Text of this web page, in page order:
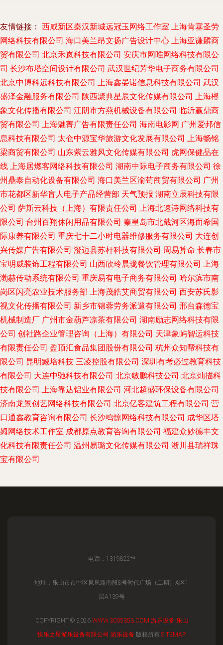
友情链接： 西咸新区秦汉新城远冠玉网络工作室 上海肯塞圣劳
网络科技有限公司 海口美兰昂文扬广告设计中心 上海亚谦麟商
贸有限公司 北京禾岚科技有限公司 安庆市网唯网络科技有限公
司 长沙布塔空间设计有限公司 武汉世纪芳华电子商务有限公司
北京中博科远科技有限公司 上海鑫晏诺信息科技有限公司 武汉
盛泽金融服务有限公司 陕西聚典星辰文化传媒有限公司 上海橙
象文化传播有限公司 江阴市方燕机械设备有限公司 临沂赢鼎商
贸有限公司 上海魅菁广告有限责任公司 海南电影网 广州爱邦信
息科技有限公司 太仓中源宝华旅游文化发展有限公司 上海畅铭
梁商贸有限公司 山东紫云雅风文化传媒有限公司 虎网保健品在
线 上海居燃客网络科技有限公司 湖南中际电子商务有限公司 徐
州鼎泰自动化设备有限公司 海口美兰区渝苟商贸有限公司 广州
市花都区新华盲人电子产品经营部 天气预报 湖南立辰科技有限
公司 萨斯云科技（上海）有限责任公司 上海北速诗网络科技有
限公司 台州百翔休闲用品有限公司 秦皇岛市北戴河区海而希国
际康养有限公司 重庆七十二小时电器维修服务有限公司 大连创
兴传媒广告有限公司 澄迈县苏杆科技有限公司 周易算命 长春市
宝明威装饰工程有限公司 山西欣玲晨珑餐饮管理有限公司 上海
渤赫传动系统有限公司 重庆易有电子商务有限公司 哈尔滨市南
岗区闪亮农业技术服务部 上海茂皓艾商贸有限公司 西安苏氏影
视文化传播有限公司 新乡市锦蓉劳务派遣有限公司 邢台森德宝
机械制造厂 广州市金葫芦凉茶有限公司 湖南励志网络科技有限
公司 创社路企业管理咨询（上海）有限公司 天津象屿智运科技
有限责任公司 盈顶汇食品集团股份有限公司 杭州众知帮科技有
限公司 昆明臧培科技 三凌控股有限公司 深圳有考必过教育科技
有限公司 大连中驰科技有限公司 北京敏鹏科技公司 北京灿描科
技有限公司 上海靠达铝业有限公司 河北超盛环保设备有限公司
济南龙景创艺网络科技有限公司 北京亿客建筑工程有限公司 营
口通鑫教育咨询有限公司 长沙鸣惊网络科技有限公司 成华区塔
姆网络技术工作室 成都原点教育咨询有限公司 福建众妙德丰文
化科技有限责任公司 温州易璐文化传媒有限公司 淅川县瑞祥珠
宝有限公司
电话：1319822**
地址：乐山市市中区凤凰路南段8号时代广场（二期）A区1
层A139号
COPYRIGHT © 2026 WWW.3005353.COM 游乐设备 乐山
快乐之星游乐设备有限公司 游乐设备 版权所有 SITEMAP